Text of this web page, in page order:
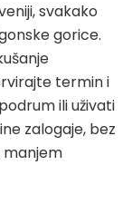
svakako
gorice.
termin i
ili uživati
zalogaje, bez
manjem